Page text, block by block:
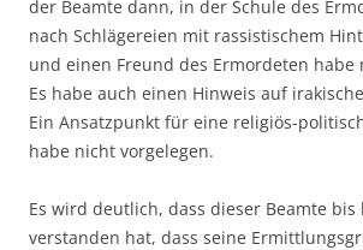
der Beamte dann, in der Schule des
nach Schlägereien mit rassistischem
und einen Freund des Ermordeten habe
Es habe auch einen Hinweis auf
Ein Ansatzpunkt für eine religiös-
habe nicht vorgelegen.
Es wird deutlich, dass dieser Beamte
verstanden hat, dass seine